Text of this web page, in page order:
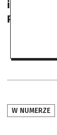
Projekty)
W NUMERZE